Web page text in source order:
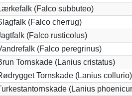
(Falco subbuteo)
(Falco cherrug)
(Falco rusticolus)
(Falco peregrinus)
Tornskade (Lanius cristatus)
Tornskade (Lanius collurio)
(Lanius